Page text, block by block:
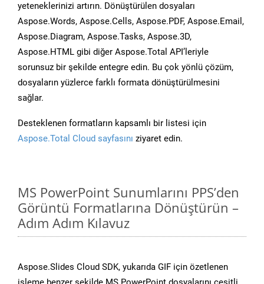
yeteneklerinizi artırın. Dönüştürülen dosyaları
Aspose.Words, Aspose.Cells, Aspose.PDF, Aspose.Email,
Aspose.Diagram, Aspose.Tasks, Aspose.3D,
Aspose.HTML gibi diğer Aspose.Total API’leriyle
sorunsuz bir şekilde entegre edin. Bu çok yönlü çözüm,
dosyaların yüzlerce farklı formata dönüştürülmesini
sağlar.
Desteklenen formatların kapsamlı bir listesi için
Aspose.Total Cloud sayfasını ziyaret edin.
MS PowerPoint Sunumlarını PPS’den
Görüntü Formatlarına Dönüştürün –
Adım Adım Kılavuz
Aspose.Slides Cloud SDK, yukarıda GIF için özetlenen